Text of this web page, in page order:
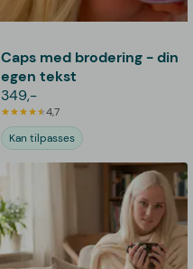
Caps med brodering - din
egen tekst
349,-
4,7
Kan tilpasses